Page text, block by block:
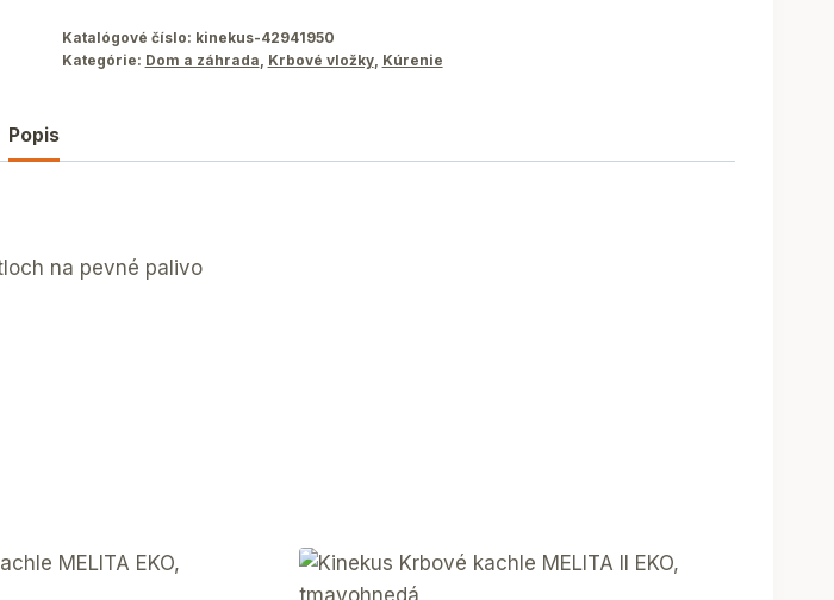
Katalógové číslo: kinekus-42941950
Kategórie: Dom a záhrada, Krbové vložky, Kúrenie
Popis
na pevné palivo